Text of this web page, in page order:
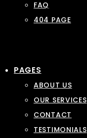
FAQ
404 PAGE
PAGES
ABOUT US
OUR SERVICES
CONTACT
TESTIMONIALS